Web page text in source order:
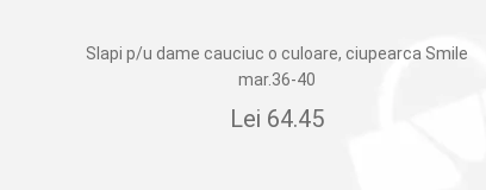
Slapi p/u dame cauciuc o culoare, ciupearca Smile
mar.36-40
Lei 64.45